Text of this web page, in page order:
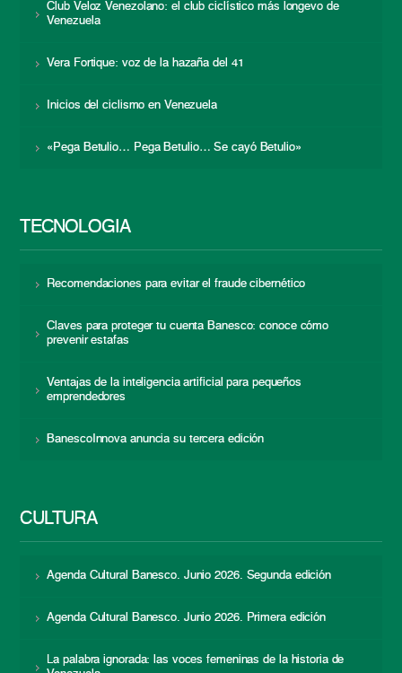
Club Veloz Venezolano: el club ciclístico más longevo de
Venezuela
Vera Fortique: voz de la hazaña del 41
Inicios del ciclismo en Venezuela
«Pega Betulio… Pega Betulio… Se cayó Betulio»
TECNOLOGÍA
Recomendaciones para evitar el fraude cibernético
Claves para proteger tu cuenta Banesco: conoce cómo
prevenir estafas
Ventajas de la inteligencia artificial para pequeños
emprendedores
BanescoInnova anuncia su tercera edición
CULTURA
Agenda Cultural Banesco. Junio 2026. Segunda edición
Agenda Cultural Banesco. Junio 2026. Primera edición
La palabra ignorada: las voces femeninas de la historia de